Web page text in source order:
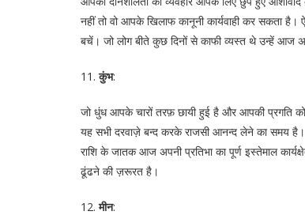
नहीं तो वो आपके खिलाफ कानूनी कार्यवाही कर सकता
बचें। जो लोग बीते कुछ दिनों से काफी व्यस्त थे उन्हें आज
11.कुंभ:
जो धुंध आपके चारों तरफ़ छायी हुई है और आपकी प्रगति
यह सभी दरवाज़े बन्द करके राजसी आनन्द लेने का समय
राशि के जातक आज अपनी प्रतिभा का पूर्ण इस्तेमाल
ढूंढने की ज़रूरत है।
12.मीन: